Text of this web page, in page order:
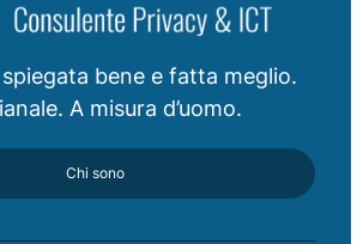
bene e fatta meglio.
A misura d’uomo.
Chi sono